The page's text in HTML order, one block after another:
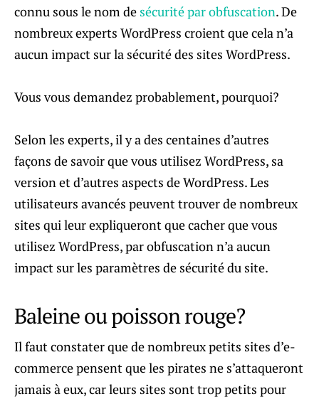
connu sous le nom de sécurité par obfuscation. De
nombreux experts WordPress croient que cela n’a
aucun impact sur ​​la sécurité des sites WordPress.
Vous vous demandez probablement, pourquoi?
Selon les experts, il y a des centaines d’autres
façons de savoir que vous utilisez WordPress, sa
version et d’autres aspects de WordPress. Les
utilisateurs avancés peuvent trouver de nombreux
sites qui leur expliqueront que cacher que vous
utilisez WordPress, par obfuscation n’a aucun
impact sur les paramètres de sécurité du site.
Baleine ou poisson rouge?
Il faut constater que de nombreux petits sites d’e-
commerce pensent que les pirates ne s’attaqueront
jamais à eux, car leurs sites sont trop petits pour